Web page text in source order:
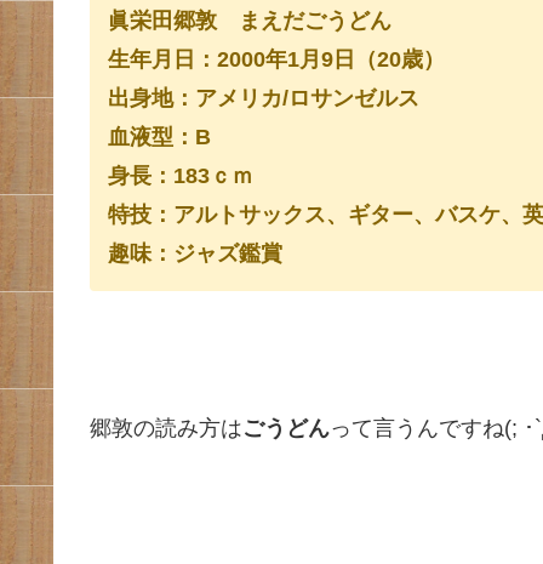
眞栄田郷敦 まえだごうどん
生年月日：2000年1月9日（20歳）
出身地：アメリカ/ロサンゼルス
血液型：B
身長：183ｃｍ
特技：アルトサックス、ギター、バスケ、
趣味：ジャズ鑑賞
郷敦の読み方はごうどんって言うんですね(; ･